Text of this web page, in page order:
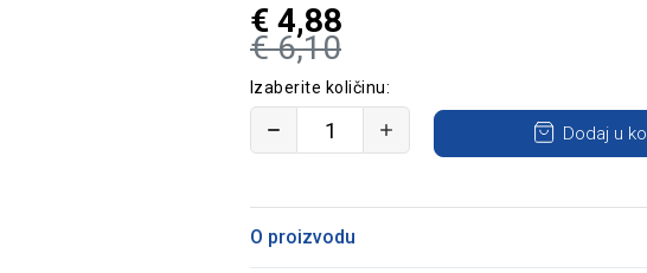
€ 6,10
€ 4,88
Izaberite količinu:
Dodaj u
O proizvodu